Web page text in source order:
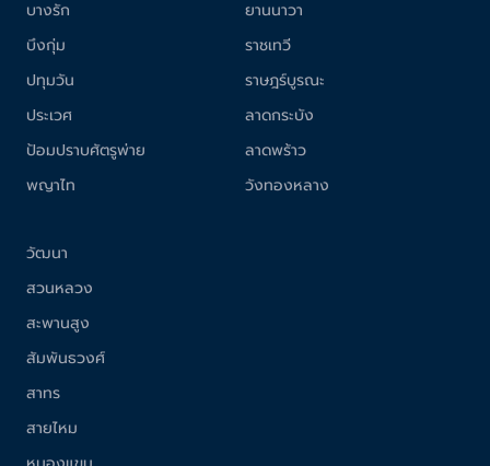
บางรัก
บึงกุ่ม
ปทุมวัน
ประเวศ
ป้อมปราบศัตรูพ่าย
พญาไท
ยานนาวา
ราชเทวี
ราษฎร์บูรณะ
ลาดกระบัง
ลาดพร้าว
วังทองหลาง
วัฒนา
สวนหลวง
สะพานสูง
สัมพันธวงศ์
สาทร
สายไหม